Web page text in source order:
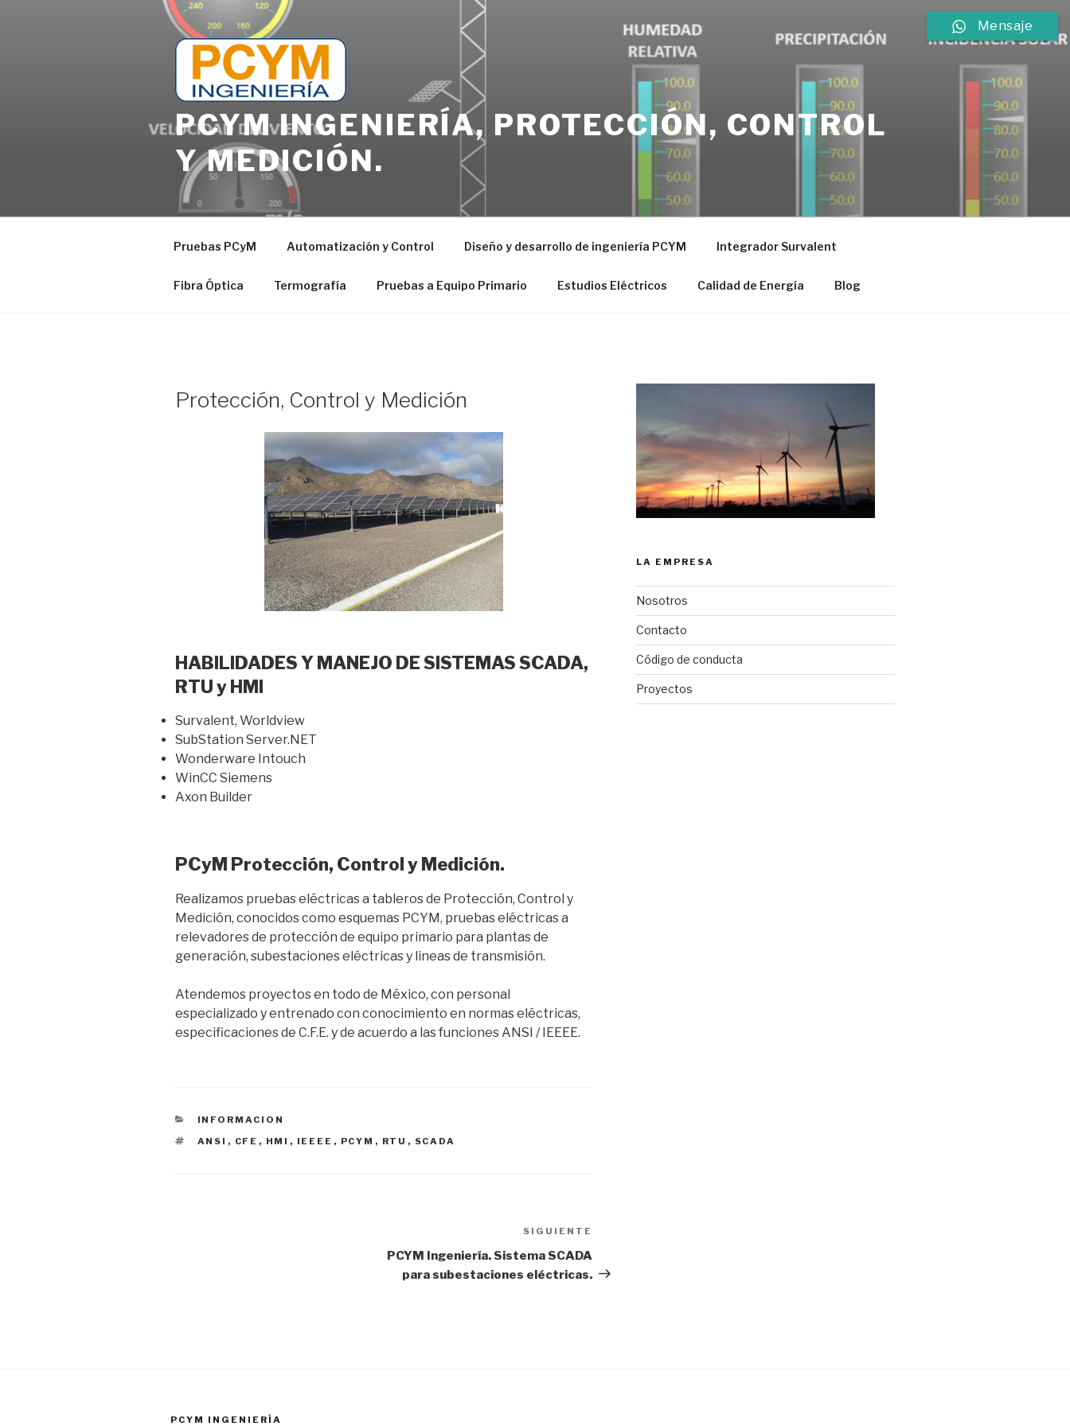
PCYM INGENIERÍA, PROTECCIÓN, CONTROL
Y MEDICIÓN.
Pruebas PCyM Automatización y Control Diseño y desarrollo de ingeniería PCYM Integrador Survalent
Fibra Óptica Termografía Pruebas a Equipo Primario Estudios Eléctricos Calidad de Energía Blog
Protección, Control y Medición
HABILIDADES Y MANEJO DE SISTEMAS SCADA,
RTU y HMI
Survalent, Worldview
SubStation Server.NET
Wonderware Intouch
WinCC Siemens
Axon Builder
PCyM Protección, Control y Medición.
Realizamos pruebas eléctricas a tableros de Protección, Control y
Medición, conocidos como esquemas PCYM, pruebas eléctricas a
relevadores de protección de equipo primario para plantas de
generación, subestaciones eléctricas y lineas de transmisión.
Atendemos proyectos en todo de México, con personal
especializado y entrenado con conocimiento en normas eléctricas,
especificaciones de C.F.E. y de acuerdo a las funciones ANSI / IEEEE.
INFORMACION
ANSI , CFE , HMI , IEEEE , PCYM , RTU , SCADA
SIGUIENTE
PCYM Ingeniería. Sistema SCADA
para subestaciones eléctricas.
LA EMPRESA
Nosotros
Contacto
Código de conducta
Proyectos
PCYM INGENIERÍA
Mensaje